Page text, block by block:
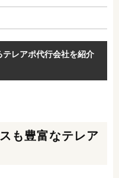
テレアポ代行会社を紹介
も豊富なテレア